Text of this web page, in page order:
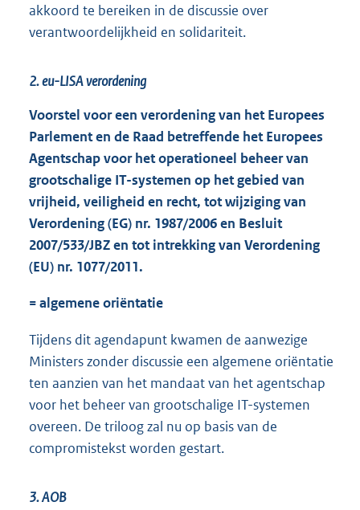
akkoord te bereiken in de discussie over
verantwoordelijkheid en solidariteit.
2. eu-LISA verordening
Voorstel voor een verordening van het Europees
Parlement en de Raad betreffende het Europees
Agentschap voor het operationeel beheer van
grootschalige IT-systemen op het gebied van
vrijheid, veiligheid en recht, tot wijziging van
Verordening (EG) nr. 1987/2006 en Besluit
2007/533/JBZ en tot intrekking van Verordening
(EU) nr. 1077/2011.
= algemene oriëntatie
Tijdens dit agendapunt kwamen de aanwezige
Ministers zonder discussie een algemene oriëntatie
ten aanzien van het mandaat van het agentschap
voor het beheer van grootschalige IT-systemen
overeen. De triloog zal nu op basis van de
compromistekst worden gestart.
3. AOB